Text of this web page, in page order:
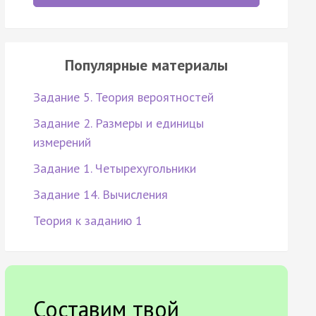
Популярные материалы
Задание 5. Теория вероятностей
Задание 2. Размеры и единицы
измерений
Задание 1. Четырехугольники
Задание 14. Вычисления
Теория к заданию 1
Составим твой